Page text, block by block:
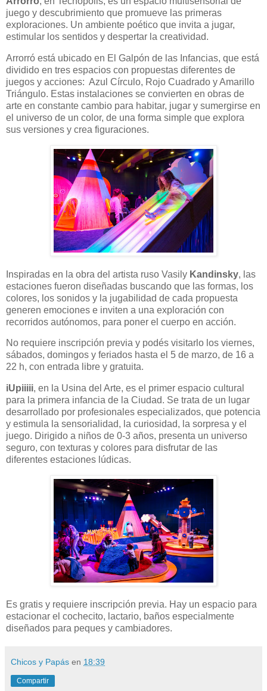
juego y descubrimiento que promueve las primeras
exploraciones. Un ambiente poético que invita a jugar,
estimular los sentidos y despertar la creatividad.
Arrorró está ubicado en El Galpón de las Infancias, que está
dividido en tres espacios con propuestas diferentes de
juegos y acciones: Azul Círculo, Rojo Cuadrado y Amarillo
Triángulo. Estas instalaciones se convierten en obras de
arte en constante cambio para habitar, jugar y sumergirse en
el universo de un color, de una forma simple que explora
sus versiones y crea figuraciones.
Inspiradas en la obra del artista ruso Vasily Kandinsky, las
estaciones fueron diseñadas buscando que las formas, los
colores, los sonidos y la jugabilidad de cada propuesta
generen emociones e inviten a una exploración con
recorridos autónomos, para poner el cuerpo en acción.
No requiere inscripción previa y podés visitarlo los viernes,
sábados, domingos y feriados hasta el 5 de marzo, de 16 a
22 h, con entrada libre y gratuita.
iUpiiiii, en la Usina del Arte, es el primer espacio cultural
para la primera infancia de la Ciudad. Se trata de un lugar
desarrollado por profesionales especializados, que potencia
y estimula la sensorialidad, la curiosidad, la sorpresa y el
juego. Dirigido a niños de 0-3 años, presenta un universo
seguro, con texturas y colores para disfrutar de las
diferentes estaciones lúdicas.
Es gratis y requiere inscripción previa. Hay un espacio para
estacionar el cochecito, lactario, baños especialmente
diseñados para peques y cambiadores.
Chicos y Papás en 18:39
Compartir